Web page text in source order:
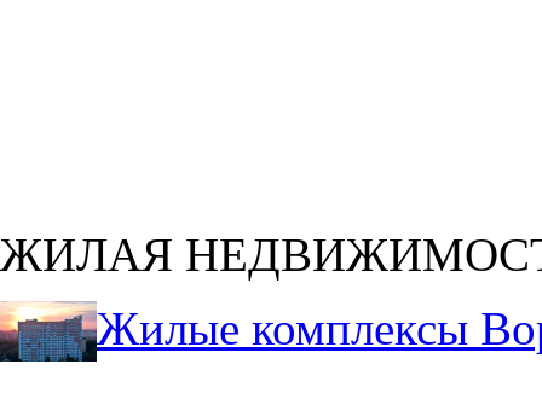
ЖИЛАЯ
Жилые комплексы